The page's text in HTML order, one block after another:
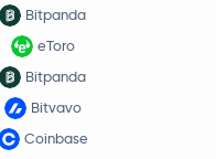
Bitpanda
eToro
Bitpanda
Bitvavo
Coinbase